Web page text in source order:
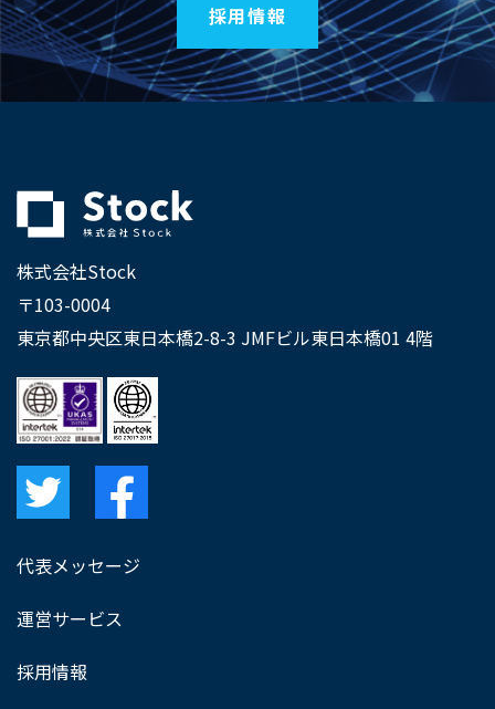
採用情報
株式会社Stock
〒103-0004
東京都中央区東日本橋2-8-3 JMFビル東日本橋01 4階
代表メッセージ
運営サービス
採用情報